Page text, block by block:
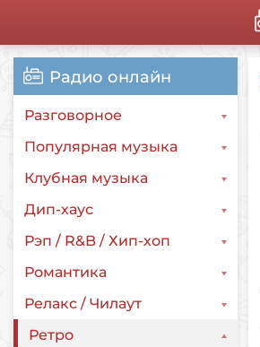
Радио онлайн
Разговорное
Популярная музыка
Клубная музыка
Дип-хаус
Рэп / R&B / Хип-хоп
Романтика
Релакс / Чилаут
Ретро